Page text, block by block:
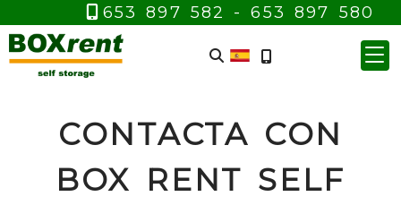
653 897 582 - 653 897 580
CONTACTA CON
BOX RENT SELF